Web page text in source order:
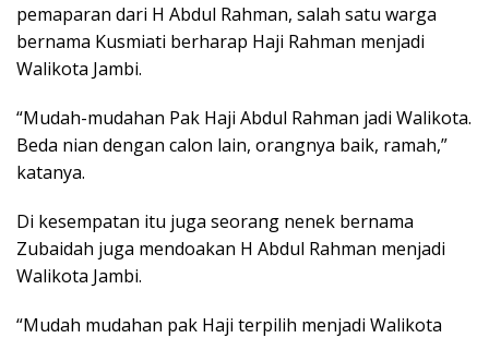
pemaparan dari H Abdul Rahman, salah satu warga
bernama Kusmiati berharap Haji Rahman menjadi
Walikota Jambi.
“Mudah-mudahan Pak Haji Abdul Rahman jadi Walikota.
Beda nian dengan calon lain, orangnya baik, ramah,”
katanya.
Di kesempatan itu juga seorang nenek bernama
Zubaidah juga mendoakan H Abdul Rahman menjadi
Walikota Jambi.
“Mudah mudahan pak Haji terpilih menjadi Walikota